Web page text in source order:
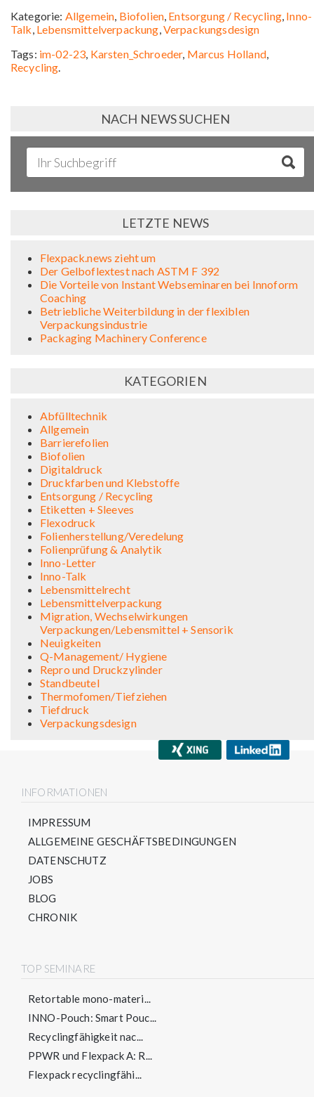
Kategorie: Allgemein, Biofolien, Entsorgung / Recycling, Inno-
Talk, Lebensmittelverpackung,Verpackungsdesign
Tags: im-02-23, Karsten_Schroeder, Marcus Holland,
Recycling.
NACH NEWS SUCHEN
LETZTE NEWS
Flexpack.news zieht um
Der Gelboflextest nach ASTM F 392
Die Vorteile von Instant Webseminaren bei Innoform
Coaching
Betriebliche Weiterbildung in der flexiblen
Verpackungsindustrie
Packaging Machinery Conference
KATEGORIEN
Abfülltechnik
Allgemein
Barrierefolien
Biofolien
Digitaldruck
Druckfarben und Klebstoffe
Entsorgung / Recycling
Etiketten + Sleeves
Flexodruck
Folienherstellung/Veredelung
Folienprüfung & Analytik
Inno-Letter
Inno-Talk
Lebensmittelrecht
Lebensmittelverpackung
Migration, Wechselwirkungen
Verpackungen/Lebensmittel + Sensorik
Neuigkeiten
Q-Management/ Hygiene
Repro und Druckzylinder
Standbeutel
Thermofomen/Tiefziehen
Tiefdruck
Verpackungsdesign
INFORMATIONEN
IMPRESSUM
ALLGEMEINE GESCHÄFTSBEDINGUNGEN
DATENSCHUTZ
JOBS
BLOG
CHRONIK
TOP SEMINARE
Retortable mono-materi...
INNO-Pouch: Smart Pouc...
Recyclingfähigkeit nac...
PPWR und Flexpack A: R...
Flexpack recyclingfähi...